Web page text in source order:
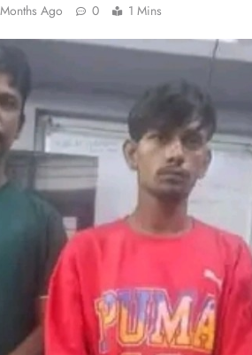
Ago 0 1 Mins